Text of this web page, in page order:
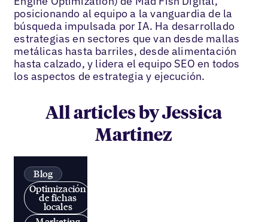
posicionando al equipo a la vanguardia de la
búsqueda impulsada por IA. Ha desarrollado
estrategias en sectores que van desde mallas
metálicas hasta barriles, desde alimentación
hasta calzado, y lidera el equipo SEO en todos
los aspectos de estrategia y ejecución.
All articles by Jessica
Martinez
Blog
Optimización
de fichas
locales